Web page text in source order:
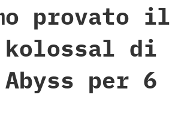
provato il
kolossal di
per 6